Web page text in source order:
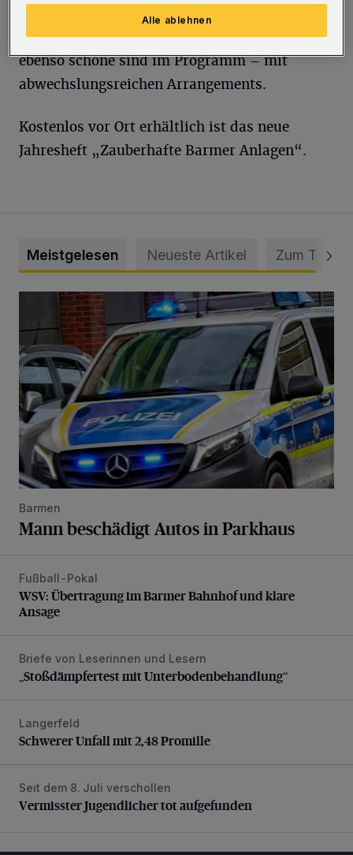
Titel wie „Fly me to the moon“ und „Don’t
blame me“ sowie weniger bekannte, aber
ebenso schöne sind im Programm – mit
abwechslungsreichen Arrangements.
Kostenlos vor Ort erhältlich ist das neue
Jahresheft „Zauberhafte Barmer Anlagen“.
Meistgelesen Neueste Artikel Zum Thema
Mann beschädigt Autos in Parkhaus
Barmen
Mann beschädigt Autos in Parkhaus
WSV: Übertragung im Barmer Bahnhof und klare Ansage
Fußball-Pokal
WSV: Übertragung im Barmer Bahnhof und klare
Ansage
„Stoßdämpfertest mit Unterbodenbehandlung“
Briefe von Leserinnen und Lesern
„Stoßdämpfertest mit Unterbodenbehandlung“
Schwerer Unfall mit 2,48 Promille
Langerfeld
Schwerer Unfall mit 2,48 Promille
Vermisster Jugendlicher tot aufgefunden
Seit dem 8. Juli verschollen
Vermisster Jugendlicher tot aufgefunden
Alle ablehnen